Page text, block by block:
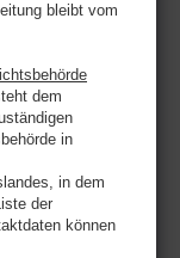
bleibt vom
dem
in
in dem
der
können